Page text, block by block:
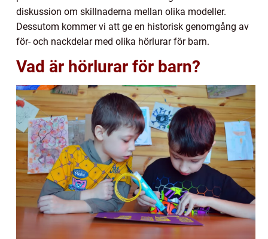
diskussion om skillnaderna mellan olika modeller.
Dessutom kommer vi att ge en historisk genomgång av
för- och nackdelar med olika hörlurar för barn.
Vad är hörlurar för barn?